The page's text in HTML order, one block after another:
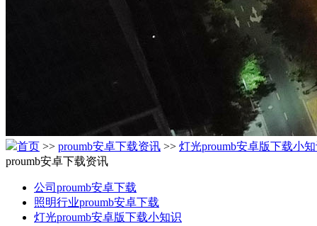
首页 >> proumb安卓下载资讯 >> 灯光proumb安卓版下载小
proumb安卓下载资讯
公司proumb安卓下载
照明行业proumb安卓下载
灯光proumb安卓版下载小知识